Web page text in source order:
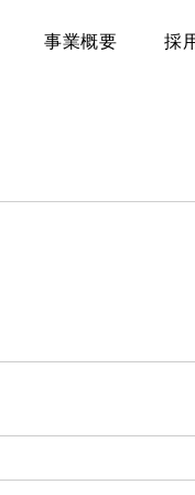
​事業概要 採